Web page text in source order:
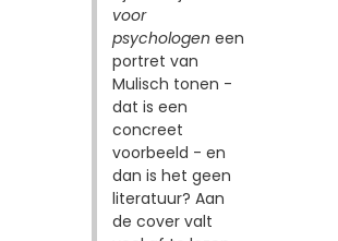
voor
psychologen een
portret van
Mulisch tonen -
dat is een
concreet
voorbeeld - en
dan is het geen
literatuur? Aan
de cover valt